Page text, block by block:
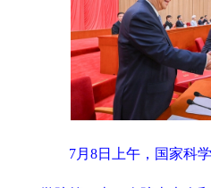
7月8日上午，国家科